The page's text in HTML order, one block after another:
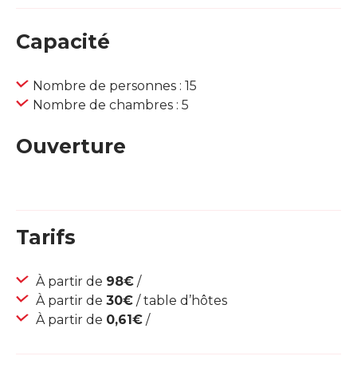
Capacité
Nombre de personnes : 15
Nombre de chambres : 5
Ouverture
Tarifs
À partir de 98€ /
À partir de 30€ / table d’hôtes
À partir de 0,61€ /